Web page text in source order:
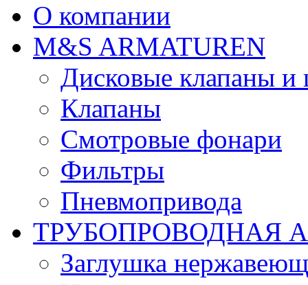
О компании
М&S ARMATUREN
Дисковые клапаны
Клапаны
Смотровые фонари
Фильтры
Пневмопривода
ТРУБОПРОВОДНАЯ
Заглушка